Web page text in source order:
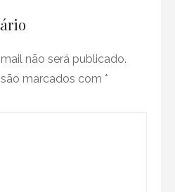
não será publicado.
marcados com *